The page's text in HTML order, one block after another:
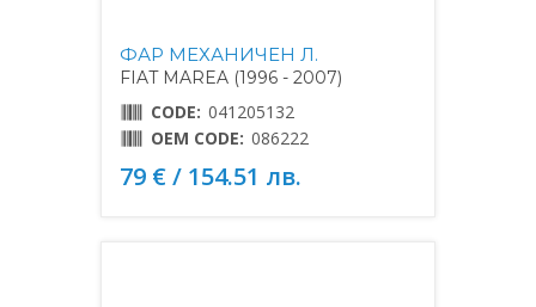
ФАР МЕХАНИЧЕН Л.
FIAT MAREA (1996 - 2007)
CODE: 041205132
OEM CODE: 086222
79 € / 154.51 лв.